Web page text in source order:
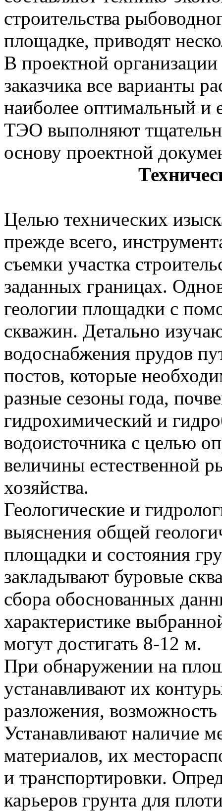
строительства
площадке, приводят
В проектной организации
заказчика все варианты
наиболее оптимальный и
ТЭО выполняют
основу проектной
Целью технических
прежде всего,
съемки участка
заданных границах.
геологии площадки с
скважин. Детально
водоснабжения прудов
постов, которые
разные сезоны года,
гидрохимический и
водоисточника с целью
величины естественной
хозяйства.
Геологические и
выяснения общей
площадки и состояния
закладывают буровые
сбора обоснованных
характеристике
могут достигать 8-12 м.
При обнаружении на
устанавливают их
разложения,
Устанавливают наличие
материалов, их
и транспортировки.
карьеров грунта для